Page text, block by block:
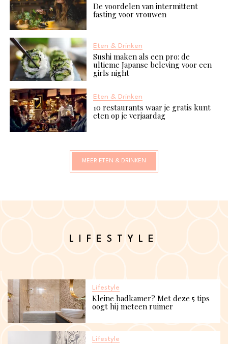
De voordelen van intermittent
fasting voor vrouwen
Eten & Drinken
Sushi maken als een pro: de
ultieme Japanse beleving voor een
girls night
Eten & Drinken
10 restaurants waar je gratis kunt
eten op je verjaardag
MEER ETEN & DRINKEN
LIFESTYLE
Lifestyle
Kleine badkamer? Met deze 5 tips
oogt hij meteen ruimer
Lifestyle